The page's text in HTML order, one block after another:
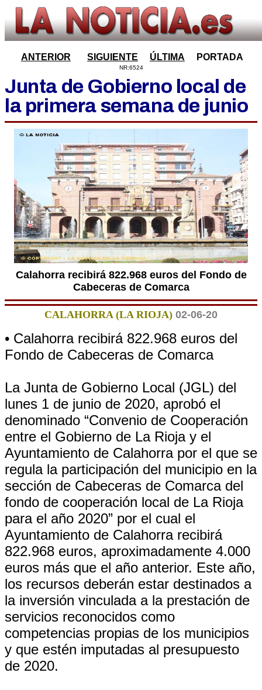
ANTERIOR SIGUIENTE ÚLTIMA PORTADA
NR:6524
Junta de Gobierno local de
la primera semana de junio
Calahorra recibirá 822.968 euros del Fondo de
Cabeceras de Comarca
CALAHORRA (LA RIOJA) 02-06-20
• Calahorra recibirá 822.968 euros del
Fondo de Cabeceras de Comarca
La Junta de Gobierno Local (JGL) del
lunes 1 de junio de 2020, aprobó el
denominado “Convenio de Cooperación
entre el Gobierno de La Rioja y el
Ayuntamiento de Calahorra por el que se
regula la participación del municipio en la
sección de Cabeceras de Comarca del
fondo de cooperación local de La Rioja
para el año 2020” por el cual el
Ayuntamiento de Calahorra recibirá
822.968 euros, aproximadamente 4.000
euros más que el año anterior. Este año,
los recursos deberán estar destinados a
la inversión vinculada a la prestación de
servicios reconocidos como
competencias propias de los municipios
y que estén imputadas al presupuesto
de 2020.